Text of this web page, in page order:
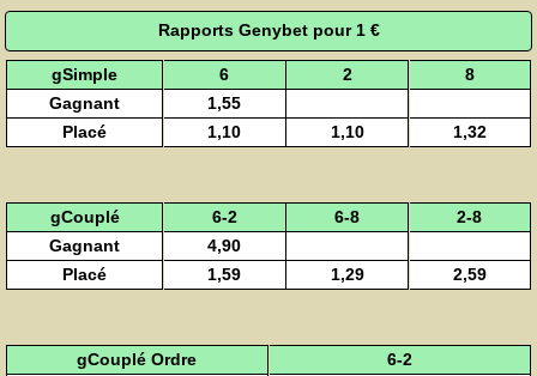
Rapports Genybet pour 1 €
gSimple 6 2
8
Gagnant
1,55
Placé
1,10 1,10 1,32
gCouplé 6-2 6-8
2-8
Gagnant
4,90
Placé
1,59 1,29 2,59
gCouplé Ordre
6-2